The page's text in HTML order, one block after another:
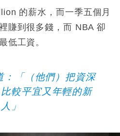
的薪水 ，而一季五個月
賺到很多錢，而 NBA卻
低工資。
「（他們）把資深
較平宜又年輕的新
人」